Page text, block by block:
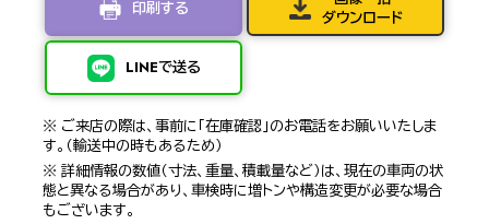
印刷する
LINEで送る
ダウンロード
※ ご来店の際は、事前に「在庫確認」のお電話をお願いいたしま
す。（輸送中の時もあるため）
※ 詳細情報の数値（寸法、重量、積載量など）は、現在の車両の状
態と異なる場合があり、車検時に増トンや構造変更が必要な場合
もございます。